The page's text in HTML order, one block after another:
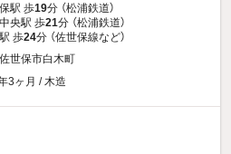
駅 歩19分 （松浦鉄道）
央駅 歩21分 （松浦鉄道）
歩24分 （佐世保線など）
世保市白木町
3ヶ月 / 木造